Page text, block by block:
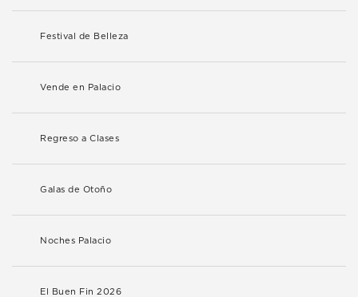
Festival de Belleza
Vende en Palacio
Regreso a Clases
Galas de Otoño
Noches Palacio
El Buen Fin 2026